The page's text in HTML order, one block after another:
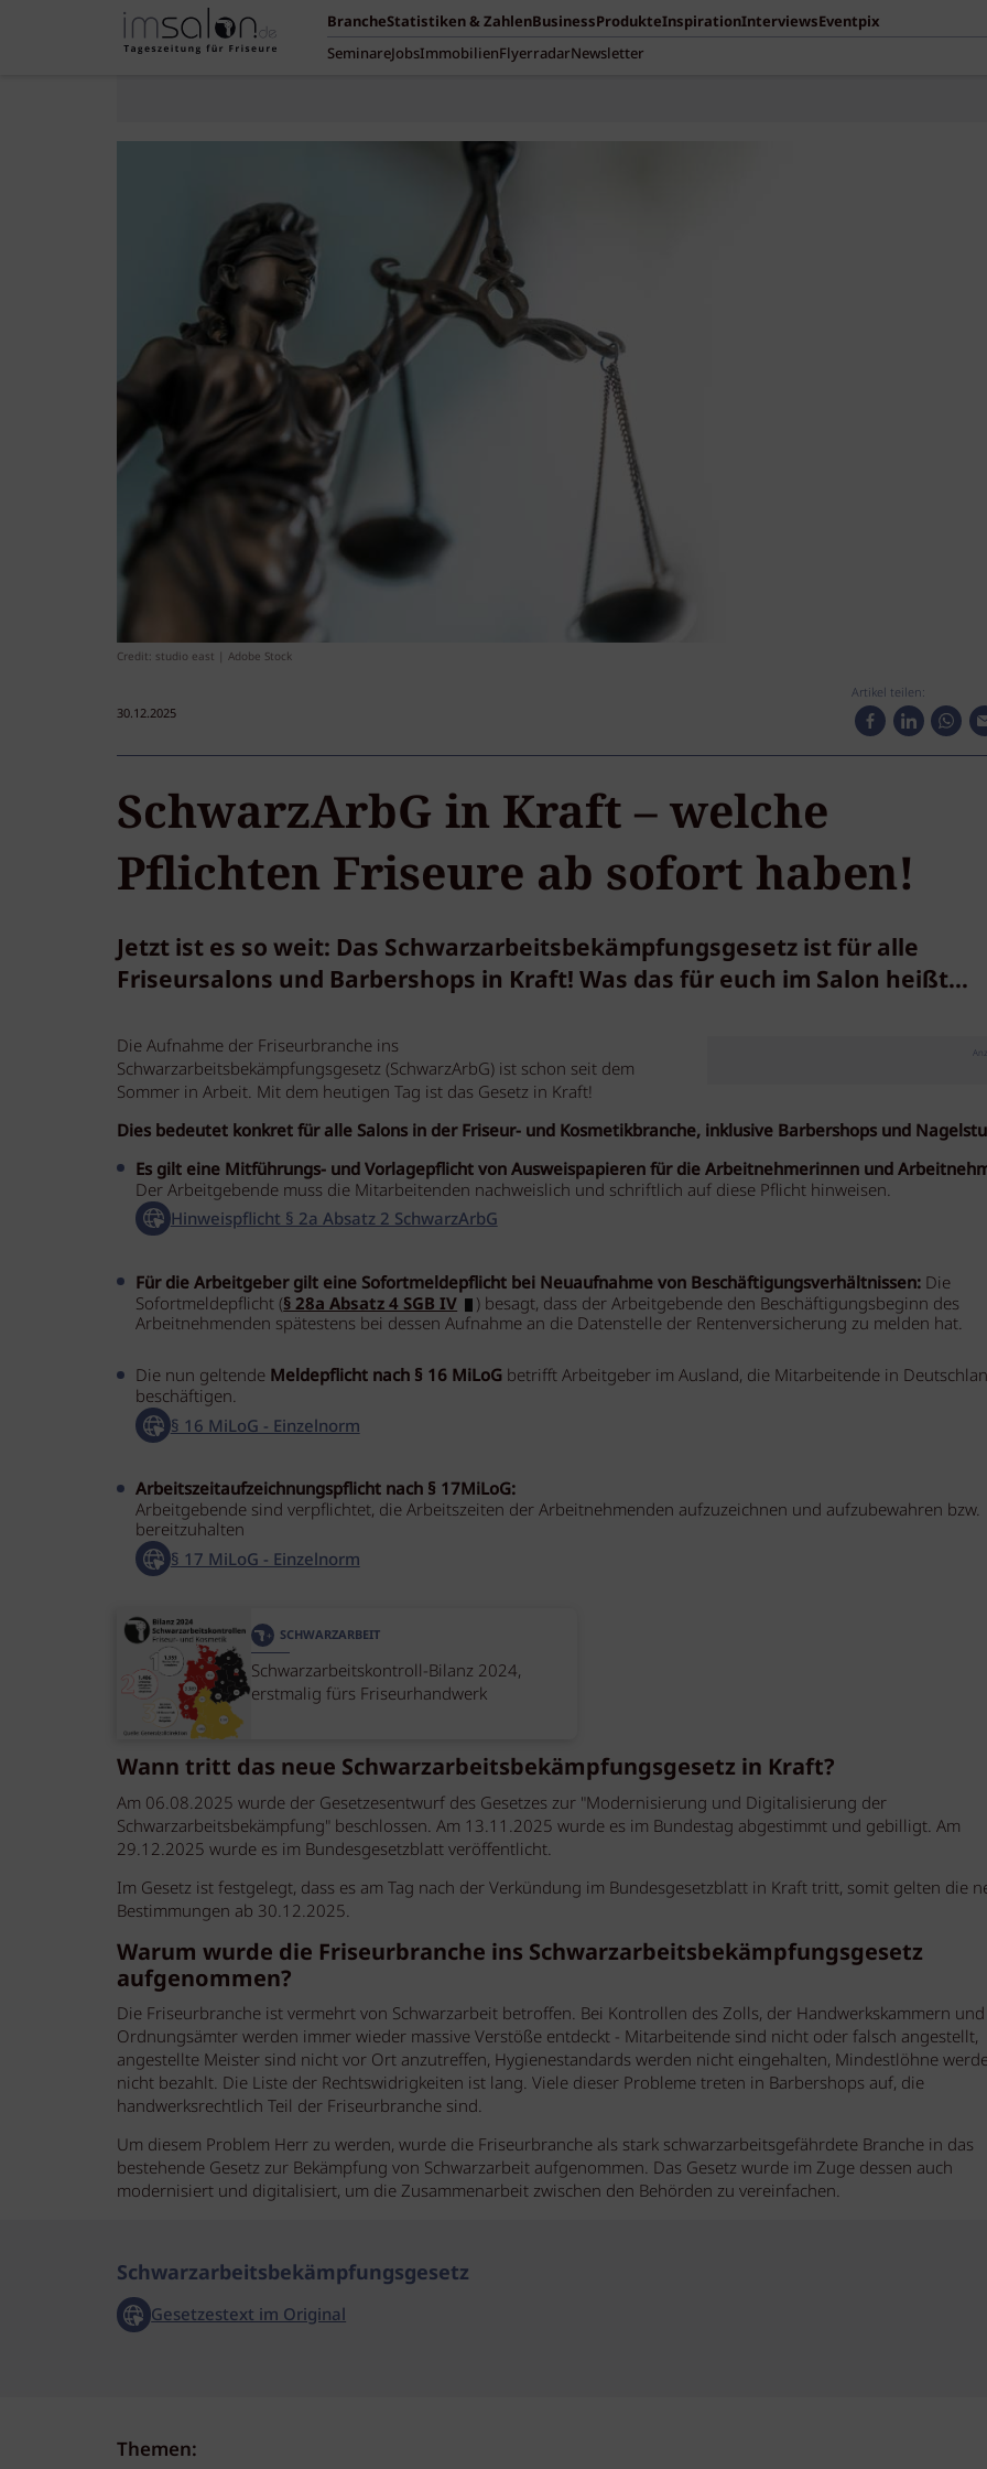
BrancheStatistiken & ZahlenBusinessProdukteInspirationInterviewsEventpix
SeminareJobsImmobilienFlyerradarNewsletter
Credit: studio east | Adobe Stock
30.12.2025
Artikel teilen:
SchwarzArbG in Kraft – welche
Pflichten Friseure ab sofort haben!
Jetzt ist es so weit: Das Schwarzarbeitsbekämpfungsgesetz ist für alle
Friseursalons und Barbershops in Kraft! Was das für euch im Salon heißt…
Die Aufnahme der Friseurbranche ins
Schwarzarbeitsbekämpfungsgesetz (SchwarzArbG) ist schon seit dem
Sommer in Arbeit. Mit dem heutigen Tag ist das Gesetz in Kraft!
Dies bedeutet konkret für alle Salons in der Friseur- und Kosmetikbranche, inklusive Barbershops und
Es gilt eine Mitführungs- und Vorlagepflicht von Ausweispapieren für die Arbeitnehmerinnen und
Der Arbeitgebende muss die Mitarbeitenden nachweislich und schriftlich auf diese Pflicht hinweisen.
Hinweispflicht § 2a Absatz 2 SchwarzArbG
Für die Arbeitgeber gilt eine Sofortmeldepflicht bei Neuaufnahme von Beschäftigungsverhältnissen: Die
Sofortmeldepflicht (§ 28a Absatz 4 SGB IV ) besagt, dass der Arbeitgebende den Beschäftigungsbeginn des
Arbeitnehmenden spätestens bei dessen Aufnahme an die Datenstelle der Rentenversicherung zu melden hat.
Die nun geltende Meldepflicht nach § 16 MiLoG betrifft Arbeitgeber im Ausland, die Mitarbeitende in
beschäftigen.
§ 16 MiLoG - Einzelnorm
Arbeitszeitaufzeichnungspflicht nach § 17MiLoG:
Arbeitgebende sind verpflichtet, die Arbeitszeiten der Arbeitnehmenden aufzuzeichnen und aufzubewahren bzw.
bereitzuhalten
§ 17 MiLoG - Einzelnorm
SCHWARZARBEIT
Schwarzarbeitskontroll-Bilanz 2024,
erstmalig fürs Friseurhandwerk
Wann tritt das neue Schwarzarbeitsbekämpfungsgesetz in Kraft?
Am 06.08.2025 wurde der Gesetzesentwurf des Gesetzes zur "Modernisierung und Digitalisierung der
Schwarzarbeitsbekämpfung" beschlossen. Am 13.11.2025 wurde es im Bundestag abgestimmt und gebilligt. Am
29.12.2025 wurde es im Bundesgesetzblatt veröffentlicht.
Im Gesetz ist festgelegt, dass es am Tag nach der Verkündung im Bundesgesetzblatt in Kraft tritt, somit gelten die
Bestimmungen ab 30.12.2025.
Warum wurde die Friseurbranche ins Schwarzarbeitsbekämpfungsgesetz
aufgenommen?
Die Friseurbranche ist vermehrt von Schwarzarbeit betroffen. Bei Kontrollen des Zolls, der Handwerkskammern
Ordnungsämter werden immer wieder massive Verstöße entdeckt - Mitarbeitende sind nicht oder falsch angestellt,
angestellte Meister sind nicht vor Ort anzutreffen, Hygienestandards werden nicht eingehalten, Mindestlöhne
nicht bezahlt. Die Liste der Rechtswidrigkeiten ist lang. Viele dieser Probleme treten in Barbershops auf, die
handwerksrechtlich Teil der Friseurbranche sind.
Um diesem Problem Herr zu werden, wurde die Friseurbranche als stark schwarzarbeitsgefährdete Branche in das
bestehende Gesetz zur Bekämpfung von Schwarzarbeit aufgenommen. Das Gesetz wurde im Zuge dessen auch
modernisiert und digitalisiert, um die Zusammenarbeit zwischen den Behörden zu vereinfachen.
Schwarzarbeitsbekämpfungsgesetz
Gesetzestext im Original
Themen: